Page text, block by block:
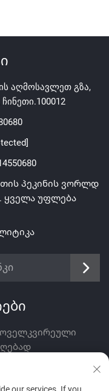
აღმოსავლეთ გზა,
პეკინის ვორლდ
ყველა უფლება